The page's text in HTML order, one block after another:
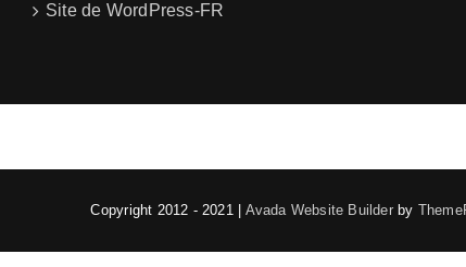
Site de WordPress-FR
Copyright 2012 - 2021 | Avada Website Builderby